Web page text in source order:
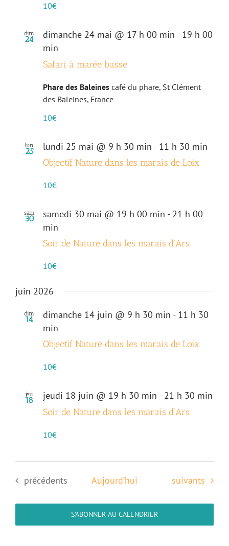
10€
dim
24 dimanche 24 mai @ 17 h 00 min - 19 h 00
min
Safari à marée basse
Phare des Baleines café du phare, St Clément
des Baleines, France
10€
lun
25 lundi 25 mai @ 9 h 30 min - 11 h 30 min
Objectif Nature dans les marais de Loix
10€
sam
30 samedi 30 mai @ 19 h 00 min - 21 h 00
min
Soir de Nature dans les marais d’Ars
10€
juin 2026
dim
14 dimanche 14 juin @ 9 h 30 min - 11 h 30
min
Objectif Nature dans les marais de Loix
10€
jeu
18 jeudi 18 juin @ 19 h 30 min - 21 h 30 min
Soir de Nature dans les marais d’Ars
10€
Évènements
précédents Aujourd’hui Évènements
suivants
S’ABONNER AU CALENDRIER